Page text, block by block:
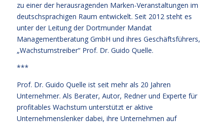
zu einer der herausragenden Marken-Veranstaltungen im
deutschsprachigen Raum entwickelt. Seit 2012 steht es
unter der Leitung der Dortmunder Mandat
Managementberatung GmbH und ihres Geschäftsführers,
„Wachstumstreiber“ Prof. Dr. Guido Quelle.
***
Prof. Dr. Guido Quelle ist seit mehr als 20 Jahren
Unternehmer. Als Berater, Autor, Redner und Experte für
profitables Wachstum unterstützt er aktive
Unternehmenslenker dabei, ihre Unternehmen auf